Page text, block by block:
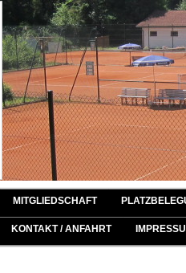
MITGLIEDSCHAFT
KONTAKT / ANFAHRT